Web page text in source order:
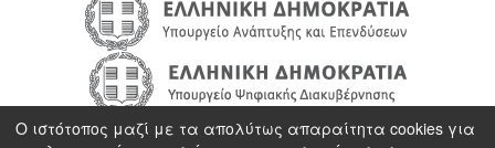
Ο ιστότοπος μαζί με τα απολύτως απαραίτητα cookies για